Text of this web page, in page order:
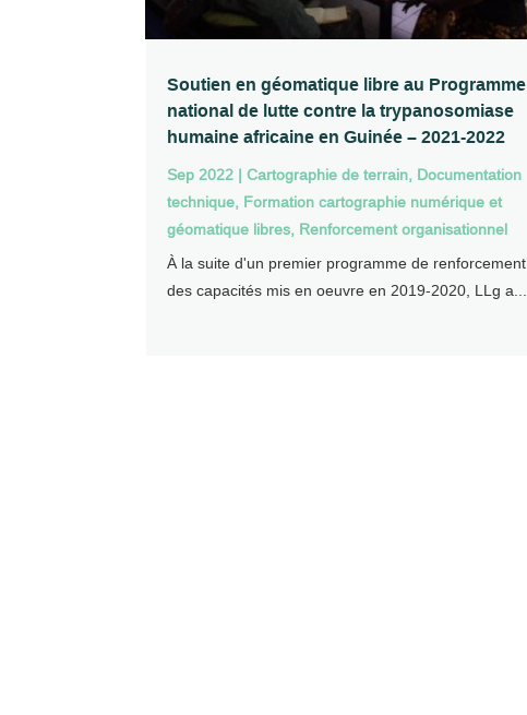
Soutien en géomatique libre au Programme
national de lutte contre la trypanosomiase
humaine africaine en Guinée – 2021-2022
Sep 2022 |Cartographie de terrain, Documentation
technique, Formation cartographie numérique et
géomatique libres, Renforcement organisationnel
À la suite d'un premier programme de renforcement
des capacités mis en oeuvre en 2019-2020, LLg a...